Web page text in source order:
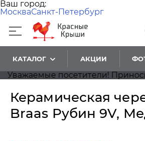
Ваш город:
МоскваСанкт-Петербург
КАТАЛОГ АКЦИИ
посетители! Приносим
Керамическая
Braas Рубин 9V,